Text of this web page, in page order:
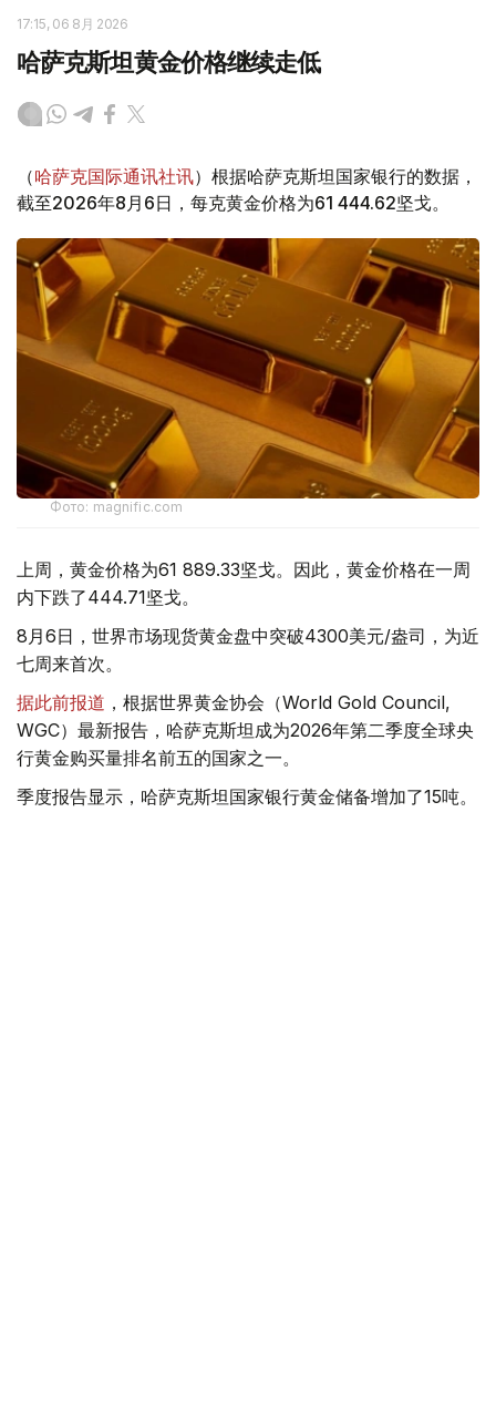
17:15, 06 8月 2026
哈萨克斯坦黄金价格继续走低
（哈萨克国际通讯社讯）根据哈萨克斯坦国家银行的数据，
截至2026年8月6日，每克黄金价格为61 444.62坚戈。
Фото: magnific.com
上周，黄金价格为61 889.33坚戈。因此，黄金价格在一周
内下跌了444.71坚戈。
8月6日，世界市场现货黄金盘中突破4300美元/盎司，为近
七周来首次。
据此前报道 ，根据世界黄金协会（World Gold Council,
WGC）最新报告，哈萨克斯坦成为2026年第二季度全球央
行黄金购买量排名前五的国家之一。
季度报告显示，哈萨克斯坦国家银行黄金储备增加了15吨。